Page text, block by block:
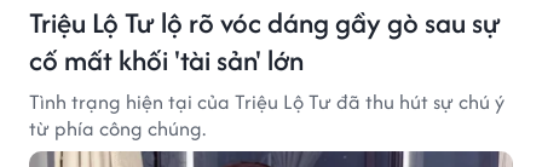
Triệu Lộ Tư lộ rõ vóc dáng gầy gò sau sự
cố mất khối 'tài sản' lớn
Tình trạng hiện tại của Triệu Lộ Tư đã thu hút sự chú ý
từ phía công chúng.